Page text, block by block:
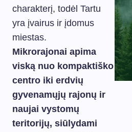
charakterį, todėl Tartu
yra įvairus ir įdomus
miestas.
Mikrorajonai apima
viską nuo kompaktiško
centro iki erdvių
gyvenamųjų rajonų ir
naujai vystomų
teritorijų, siūlydami